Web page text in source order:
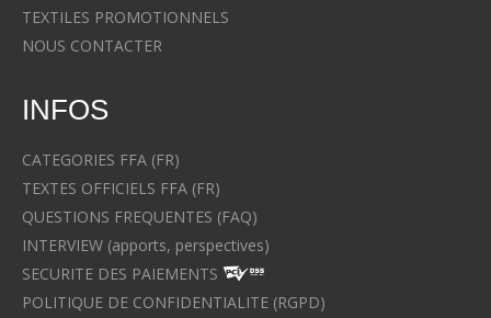
TEXTILES PROMOTIONNELS
NOUS CONTACTER
INFOS
CATEGORIES FFA (FR)
TEXTES OFFICIELS FFA (FR)
QUESTIONS FREQUENTES (FAQ)
INTERVIEW (apports, perspectives)
SECURITE DES PAIEMENTS
POLITIQUE DE CONFIDENTIALITE (RGPD)